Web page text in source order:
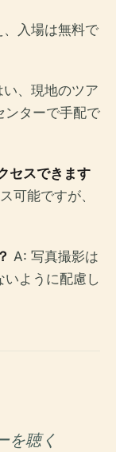
、入場は無料で
い、現地のツア
ンターで手配で
セスできます
可能ですが、
A: 写真撮影は
ように配慮し
を聴く